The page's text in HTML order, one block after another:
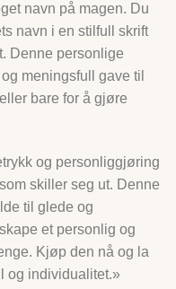
navn på magen. Du
navn i en stilfull skrift
Denne personlige
meningsfull gave til
bare for å gjøre
og personliggjøring
skiller seg ut. Denne
til glede og
et personlig og
Kjøp den nå og la
og individualitet.»